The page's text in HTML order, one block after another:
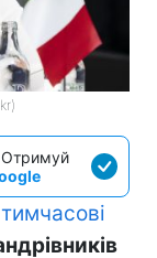
Отримуй
тимчасові